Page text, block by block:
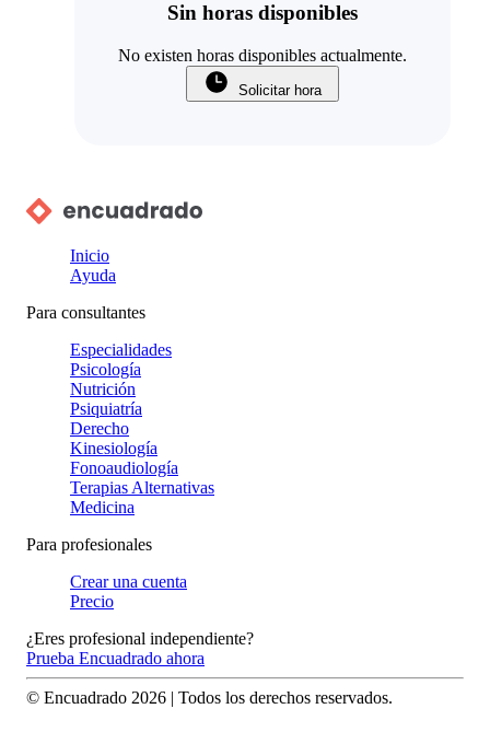
Sin horas disponibles
No existen horas disponibles actualmente.
Solicitar hora
Inicio
Ayuda
Para consultantes
Especialidades
Psicología
Nutrición
Psiquiatría
Derecho
Kinesiología
Fonoaudiología
Terapias Alternativas
Medicina
Para profesionales
Crear una cuenta
Precio
¿Eres profesional independiente?
Prueba Encuadrado ahora
© Encuadrado 2026 | Todos los derechos reservados.